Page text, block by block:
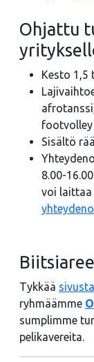
Ohjattu
Kesto 1,5
footvolley
Sisältö
8.00-
voi laittaa
Tykkää
ryhmäämme
sumplimme
pelikavereita.